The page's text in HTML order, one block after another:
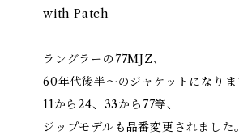
with Patch
ラングラーの77MJZ、
60年代後半〜のジャケットになりま
11から24、33から77等、
ジップモデルも品番変更されました。